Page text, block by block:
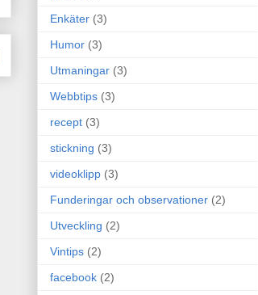
Enkäter (3)
Humor (3)
Utmaningar (3)
Webbtips (3)
recept (3)
stickning (3)
videoklipp (3)
Funderingar och observationer (2)
Utveckling (2)
Vintips (2)
facebook (2)